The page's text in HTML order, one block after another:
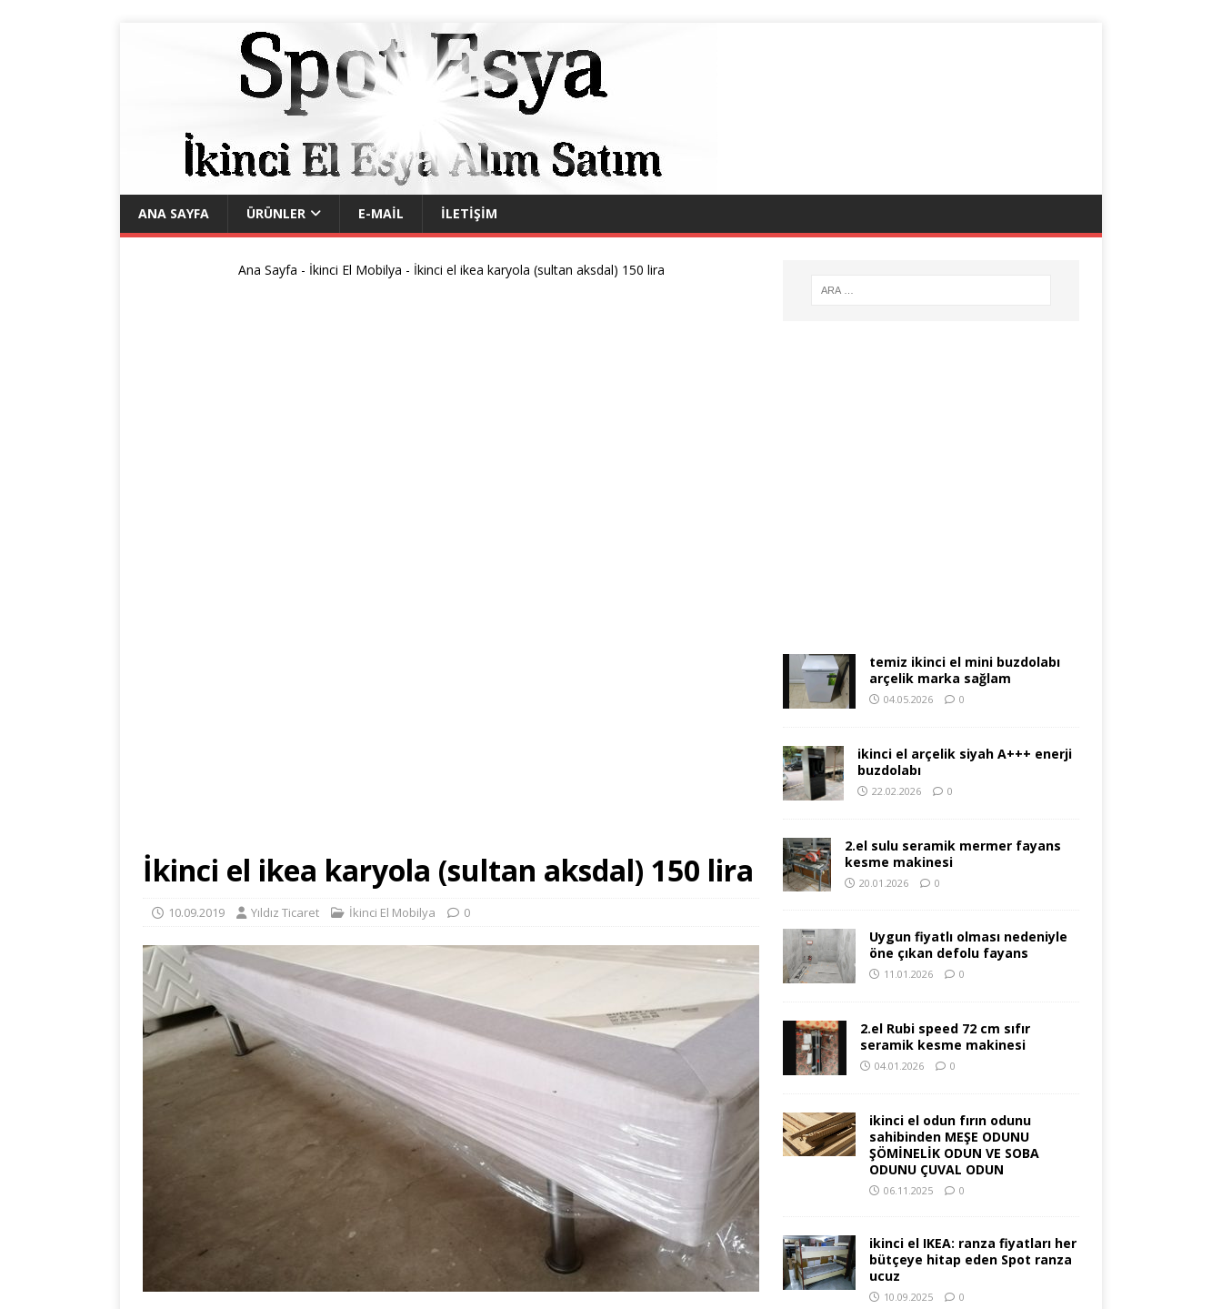
ANA SAYFA ÜRÜNLER E-MAIL İLETIŞIM
Ana Sayfa - İkinci El Mobilya - İkinci el ikea karyola (sultan aksdal) 150 lira
İkinci el ikea karyola (sultan aksdal) 150 lira
10.09.2019 Yıldız Ticaret İkinci El Mobilya 0
temiz ikinci el mini buzdolabı
arçelik marka sağlam
04.05.2026 0
ikinci el arçelik siyah A+++ enerji
buzdolabı
22.02.2026 0
2.el sulu seramik mermer fayans
kesme makinesi
20.01.2026 0
Uygun fiyatlı olması nedeniyle
öne çıkan defolu fayans
11.01.2026 0
2.el Rubi speed 72 cm sıfır
seramik kesme makinesi
04.01.2026 0
ikinci el odun fırın odunu
sahibinden MEŞE ODUNU
ŞÖMİNELİK ODUN VE SOBA
ODUNU ÇUVAL ODUN
06.11.2025 0
ikinci el IKEA: ranza fiyatları her
bütçeye hitap eden Spot ranza
ucuz
10.09.2025 0